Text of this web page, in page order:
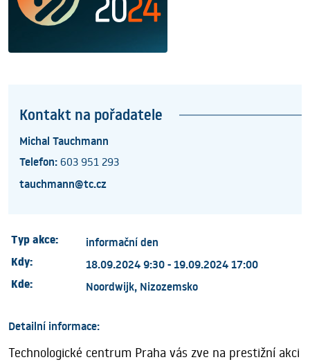
Kontakt na pořadatele
Michal Tauchmann
Telefon: 603 951 293
tauchmann@tc.cz
Typ akce: informační den
Kdy: 18.09.2024 9:30 - 19.09.2024 17:00
Kde: Noordwijk, Nizozemsko
Detailní informace:
Technologické centrum Praha vás zve na prestižní akci